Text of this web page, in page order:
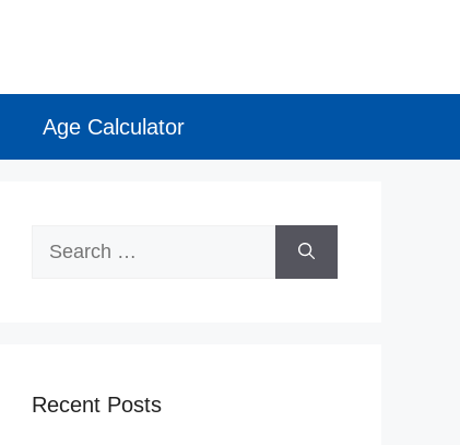
Age Calculator
Recent Posts